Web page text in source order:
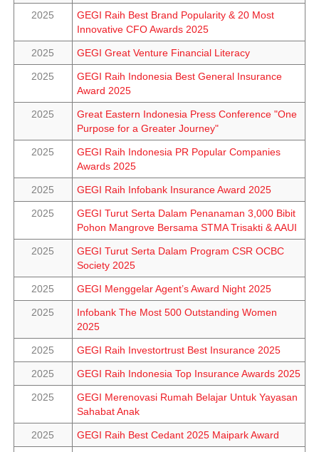
2025
GEGI Raih Best Brand Popularity & 20 Most
Innovative CFO Awards 2025
2025 GEGI Great Venture Financial Literacy
2025
GEGI Raih Indonesia Best General Insurance
Award 2025
2025
Great Eastern Indonesia Press Conference "One
Purpose for a Greater Journey"
2025
GEGI Raih Indonesia PR Popular Companies
Awards 2025
2025 GEGI Raih Infobank Insurance Award 2025
2025
GEGI Turut Serta Dalam Penanaman 3,000 Bibit
Pohon Mangrove Bersama STMA Trisakti & AAUI
2025
GEGI Turut Serta Dalam Program CSR OCBC
Society 2025
2025 GEGI Menggelar Agent’s Award Night 2025
2025
Infobank The Most 500 Outstanding Women
2025
2025 GEGI Raih Investortrust Best Insurance 2025
2025 GEGI Raih Indonesia Top Insurance Awards 2025
2025
GEGI Merenovasi Rumah Belajar Untuk Yayasan
Sahabat Anak
2025 GEGI Raih Best Cedant 2025 Maipark Award